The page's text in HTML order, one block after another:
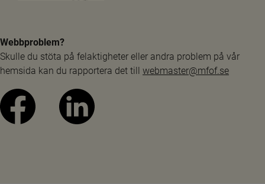
Webbproblem?
Skulle du stöta på felaktigheter eller andra problem på vår
hemsida kan du rapportera det till webmaster@mfof.se